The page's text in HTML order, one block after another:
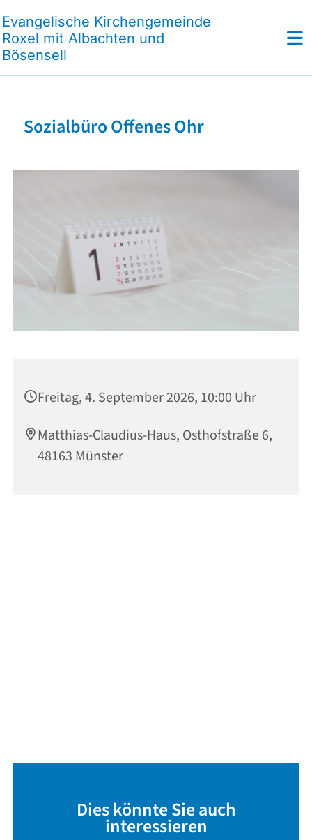
Evangelische Kirchengemeinde
Roxel mit Albachten und
Bösensell
Sozialbüro Offenes Ohr
Freitag, 4. September 2026, 10:00 Uhr
Matthias-Claudius-Haus, Osthofstraße 6,
48163 Münster
Dies könnte Sie auch
interessieren